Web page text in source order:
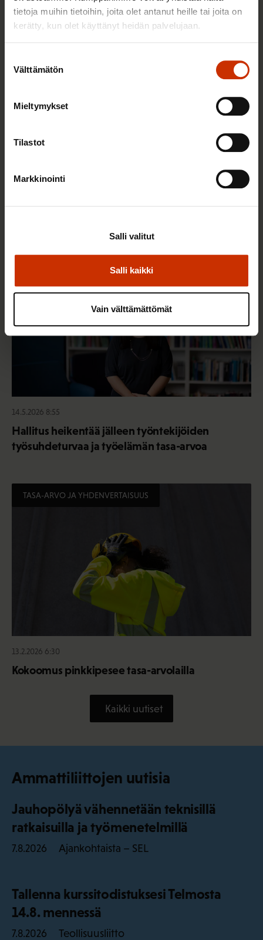
tietoja muihin tietoihin, joita olet antanut heille tai joita on
kerätty, kun olet käyttänyt heidän palvelujaan.
valinta
Välttämätön
Mieltymykset
Tilastot
Markkinointi
Salli kaikki
Salli valitut
Vain välttämättömät
TASA-ARVO JA YHDENVERTAISUUS
Mikä muuttui määräaikaisissa työsuhteissa? Lue
juristin vastaukset!
TASA-ARVO JA YHDENVERTAISUUS
14.5.2026 8:55
Hallitus heikentää jälleen työntekijöiden
työsuhdeturvaa ja työelämän tasa-arvoa
TASA-ARVO JA YHDENVERTAISUUS
13.2.2026 6:30
Kokoomus pinkkipesee tasa-arvolailla
Kaikki uutiset
Ammattiliittojen uutisia
Jauhopölyä vähennetään teknisillä
ratkaisuilla ja työmenetelmillä
7.8.2026 Ajankohtaista – SEL
Tallenna kurssitodistuksesi Telmosta
14.8. mennessä
7.8.2026 Teollisuusliitto